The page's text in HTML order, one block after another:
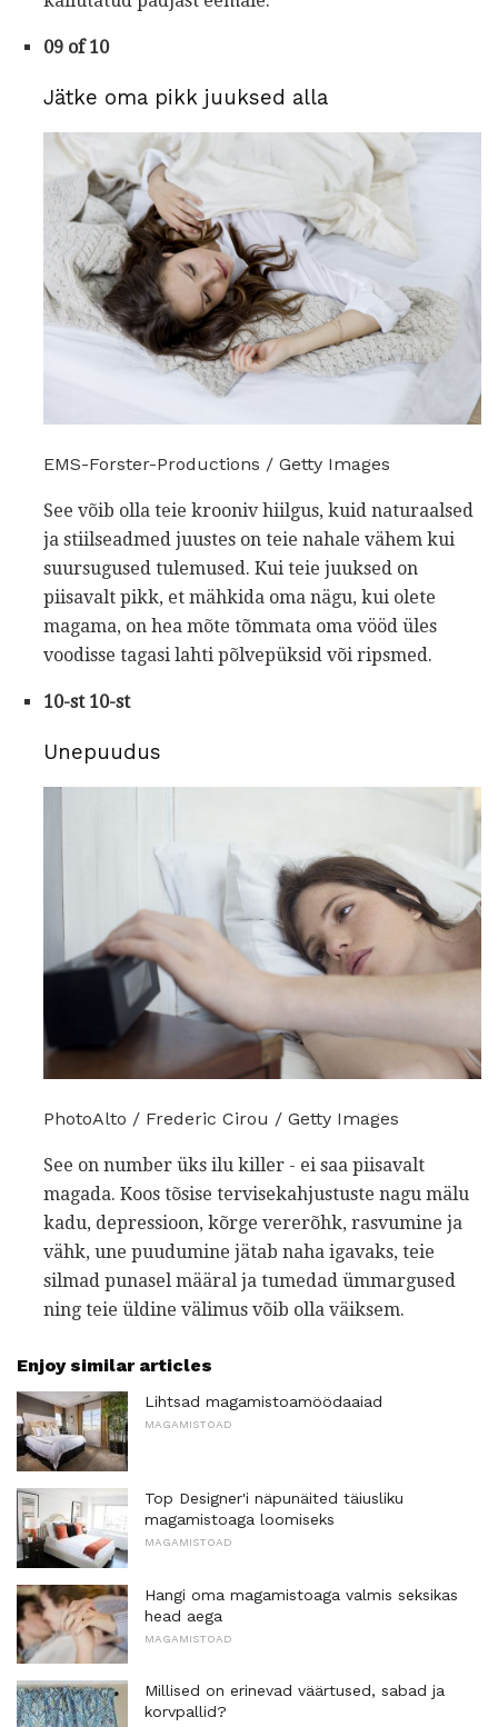
09 of 10
Jätke oma pikk juuksed alla
EMS-Forster-Productions / Getty Images
See võib olla teie krooniv hiilgus, kuid naturaalsed
ja stiilseadmed juustes on teie nahale vähem kui
suursugused tulemused. Kui teie juuksed on
piisavalt pikk, et mähkida oma nägu, kui olete
magama, on hea mõte tõmmata oma vööd üles
voodisse tagasi lahti põlvepüksid või ripsmed.
10-st 10-st
Unepuudus
PhotoAlto / Frederic Cirou / Getty Images
See on number üks ilu killer - ei saa piisavalt
magada. Koos tõsise tervisekahjustuste nagu mälu
kadu, depressioon, kõrge vererõhk, rasvumine ja
vähk, une puudumine jätab naha igavaks, teie
silmad punasel määral ja tumedad ümmargused
ning teie üldine välimus võib olla väiksem.
Enjoy similar articles
Lihtsad magamistoamöödaaiad
MAGAMISTOAD
Top Designer'i näpunäited täiusliku
magamistoaga loomiseks
MAGAMISTOAD
Hangi oma magamistoaga valmis seksikas
head aega
MAGAMISTOAD
Millised on erinevad väärtused, sabad ja
korvpallid?